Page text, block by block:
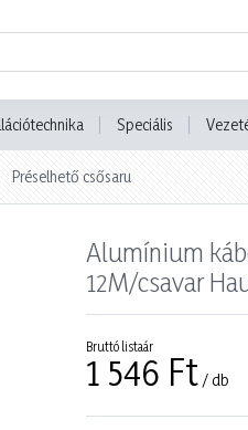
Speciális
Préselhető csősaru
Alumínium
12M/csavar
Bruttó listaár
1 546 Ft / db